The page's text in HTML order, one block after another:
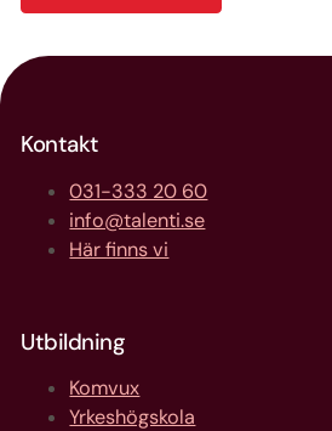
Kontakt
031-333 20 60
info@talenti.se
Här finns vi
Utbildning
Komvux
Yrkeshögskola